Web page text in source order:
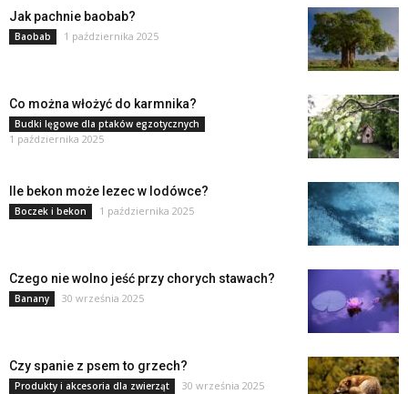
Jak pachnie baobab?
Baobab 1 października 2025
Co można włożyć do karmnika?
Budki lęgowe dla ptaków egzotycznych
1 października 2025
Ile bekon może lezec w lodówce?
Boczek i bekon 1 października 2025
Czego nie wolno jeść przy chorych stawach?
Banany 30 września 2025
Czy spanie z psem to grzech?
Produkty i akcesoria dla zwierząt 30 września 2025